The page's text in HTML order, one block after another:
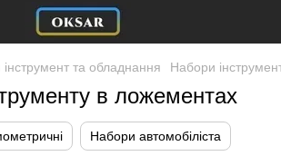
та обладнання Набори
в ложементах
Набори автомобіліста